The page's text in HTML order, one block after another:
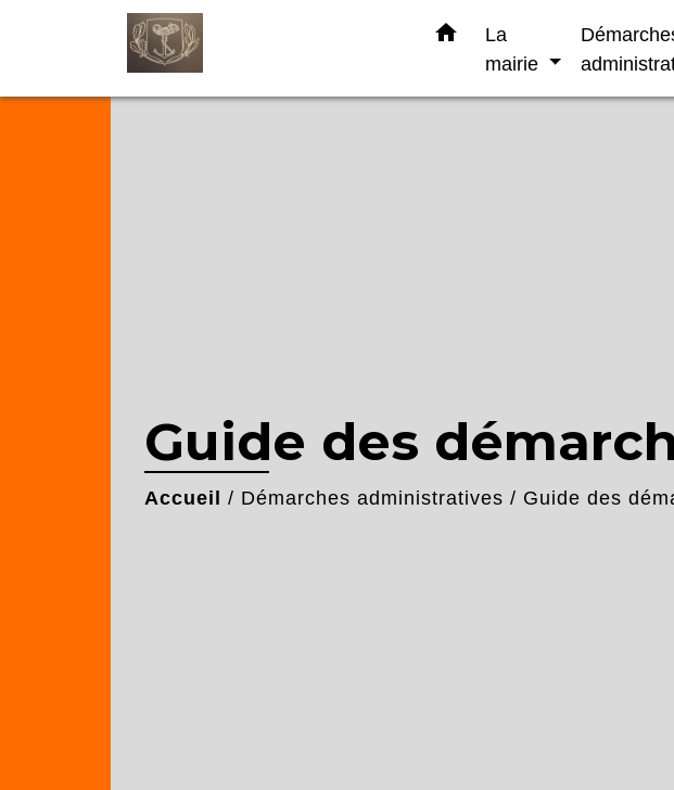
home
La
mairie
Guide des
Accueil / Démarches administratives / Guide des